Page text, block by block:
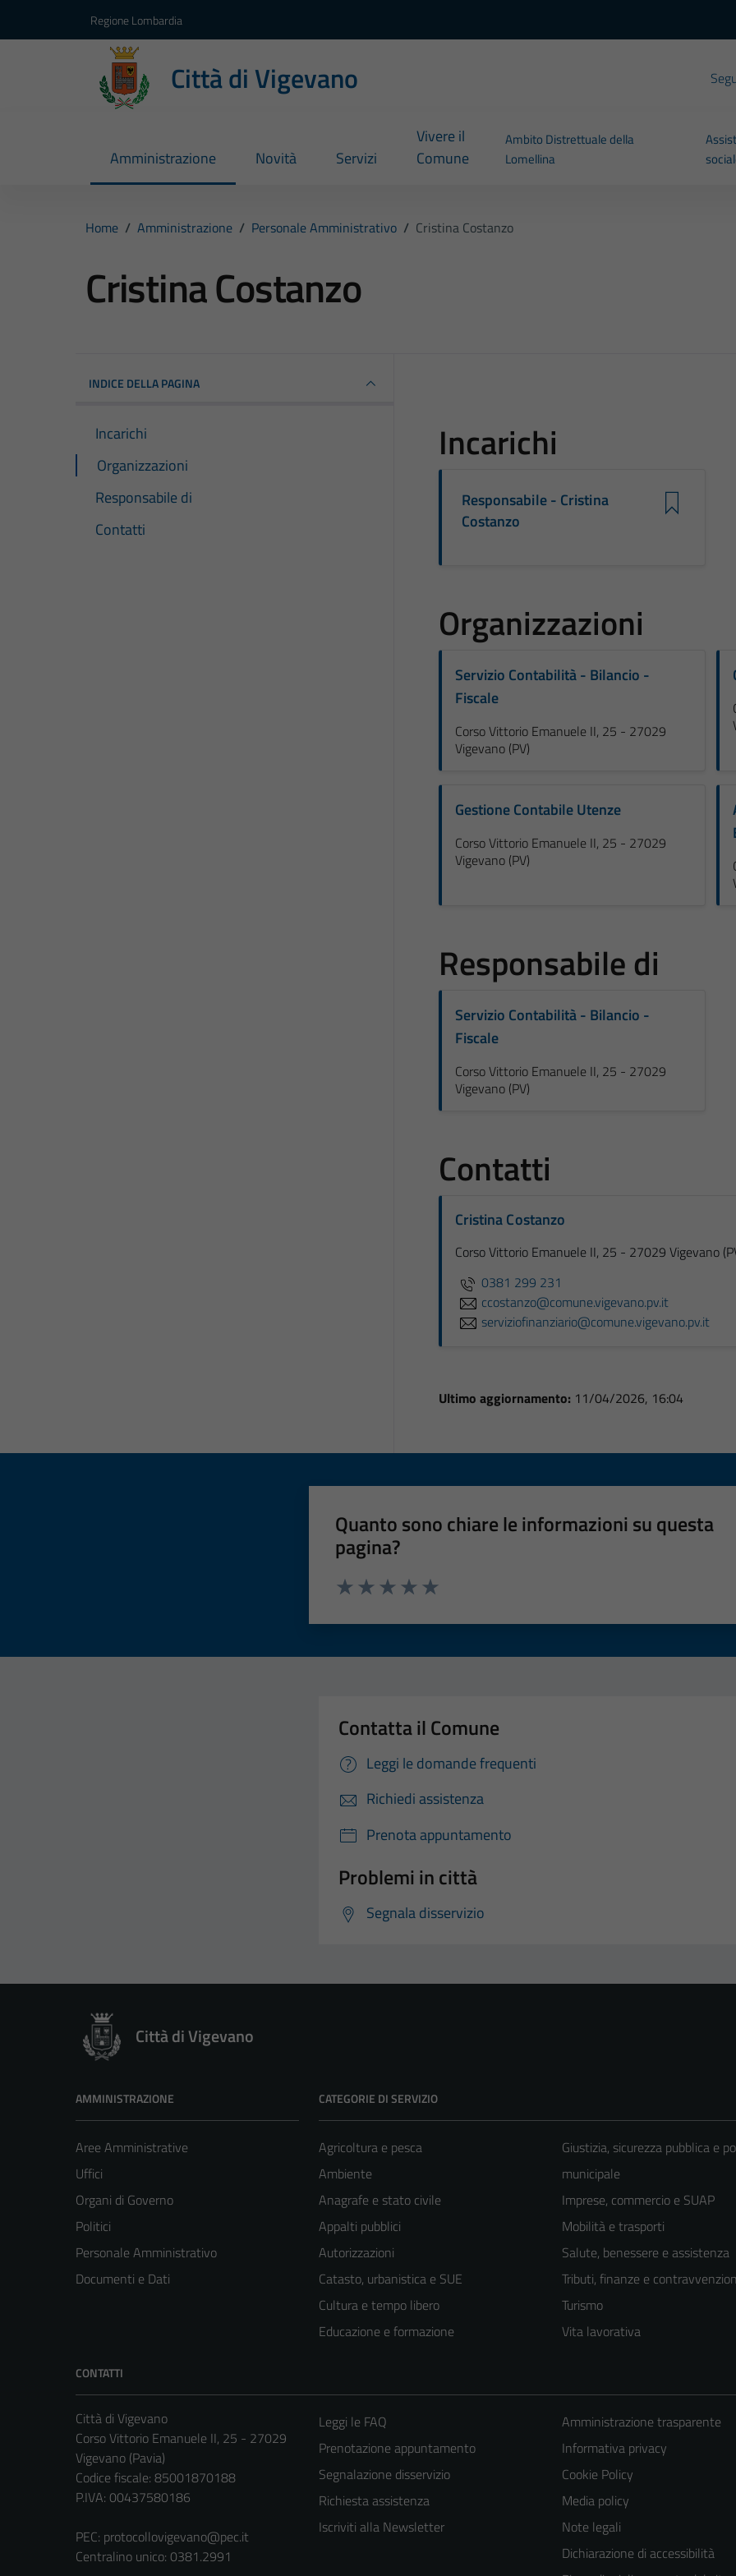
Regione Lombardia
Città di Vigevano
Amministrazione Novità Servizi
Vivere il
Comune
Ambito Distrettuale della
Lomellina
Home / Amministrazione / Personale Amministrativo / Cristina Costanzo
Cristina Costanzo
INDICE DELLA PAGINA
Incarichi
Organizzazioni
Responsabile di
Contatti
Incarichi
Responsabile - Cristina
Costanzo
Organizzazioni
Servizio Contabilità - Bilancio -
Fiscale
Corso Vittorio Emanuele II, 25 - 27029
Vigevano (PV)
Gestione Contabile Utenze
Corso Vittorio Emanuele II, 25 - 27029
Vigevano (PV)
Responsabile di
Servizio Contabilità - Bilancio -
Fiscale
Corso Vittorio Emanuele II, 25 - 27029
Vigevano (PV)
Contatti
Cristina Costanzo
Corso Vittorio Emanuele II, 25 - 27029 Vigevano
0381 299 231
ccostanzo@comune.vigevano.pv.it
serviziofinanziario@comune.vigevano.pv.it
Ultimo aggiornamento: 11/04/2026, 16:04
Quanto sono chiare le informazioni su questa
pagina?
Contatta il Comune
Leggi le domande frequenti
Richiedi assistenza
Prenota appuntamento
Problemi in città
Segnala disservizio
Città di Vigevano
AMMINISTRAZIONE
Aree Amministrative
Uffici
Organi di Governo
Politici
Personale Amministrativo
Documenti e Dati
CATEGORIE DI SERVIZIO
Agricoltura e pesca
Ambiente
Anagrafe e stato civile
Appalti pubblici
Autorizzazioni
Catasto, urbanistica e SUE
Cultura e tempo libero
Educazione e formazione
Giustizia, sicurezza pubblica e
municipale
Imprese, commercio e SUAP
Mobilità e trasporti
Salute, benessere e assistenza
Tributi, finanze e
Turismo
Vita lavorativa
CONTATTI
Città di Vigevano
Corso Vittorio Emanuele II, 25 - 27029
Vigevano (Pavia)
Codice fiscale: 85001870188
P.IVA: 00437580186
PEC: protocollovigevano@pec.it
Centralino unico: 0381.2991
Leggi le FAQ
Prenotazione appuntamento
Segnalazione disservizio
Richiesta assistenza
Iscriviti alla Newsletter
Amministrazione trasparente
Informativa privacy
Cookie Policy
Media policy
Note legali
Dichiarazione di accessibilità